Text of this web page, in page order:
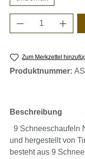
Produkt
Zum Merkzettel
Produktnummer:
Beschreibung
9 Schneeschaufeln
und hergestellt von
besteht aus 9